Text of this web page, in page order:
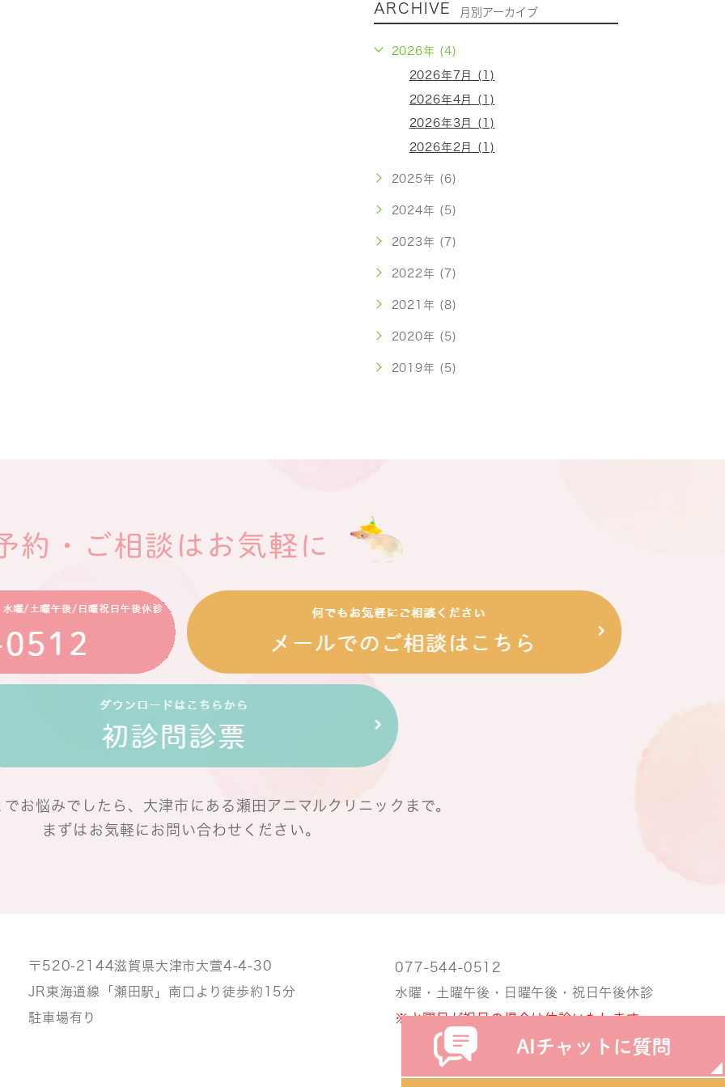
ARCHIVE 月別アーカイブ
2026年 (4)
2026年7月 (1)
2026年4月 (1)
2026年3月 (1)
2026年2月 (1)
2025年 (6)
2024年 (5)
2023年 (7)
2022年 (7)
2021年 (8)
2020年 (5)
2019年 (5)
約・ご相談はお気軽に
お悩みでしたら、 大津市にある瀬田アニマルクリニックまで。
まずはお気軽にお問い合わせください。
〒520-2144滋賀県大津市大萱4-4-30
JR東海道線「瀬田駅」南口より徒歩約15分
駐車場有り
077-544-0512
水曜・土曜午後・日曜午後・祝日午後休診
※水曜日が祝日の場合は休診いたします。